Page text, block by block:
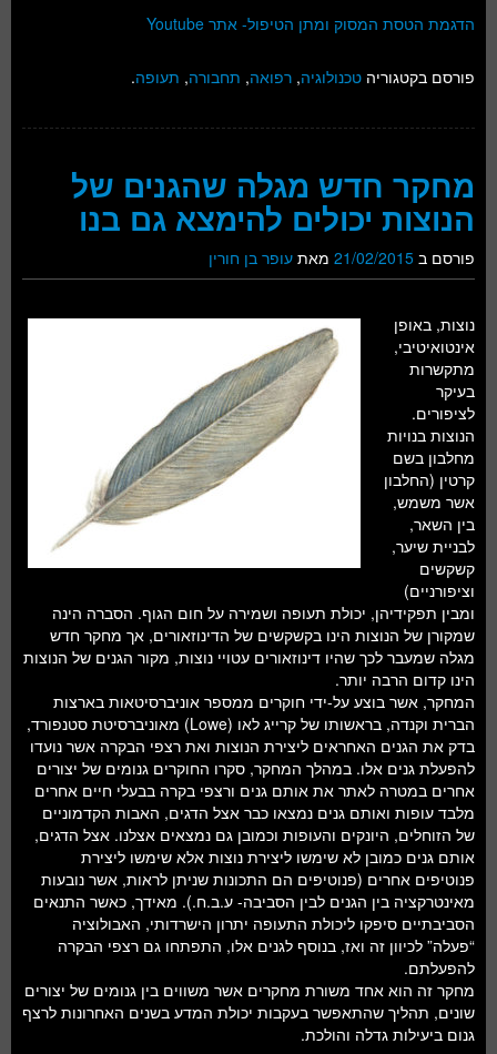
הדגמת הטסת המסוק ומתן הטיפול- אתר Youtube
פורסם בקטגוריה טכנולוגיה, רפואה, תחבורה, תעופה.
מחקר חדש מגלה שהגנים של
הנוצות יכולים להימצא גם בנו
פורסם ב 21/02/2015 מאת עופר בן חורין
נוצות, באופן
אינטואיטיבי,
מתקשרות
בעיקר
לציפורים.
הנוצות בנויות
מחלבון בשם
קרטין (החלבון
אשר משמש,
בין השאר,
לבניית שיער,
קשקשים
וציפורניים)
ומבין תפקידיהן, יכולת תעופה ושמירה על חום הגוף. הסברה הינה
שמקורן של הנוצות הינו בקשקשים של הדינוזאורים, אך מחקר חדש
מגלה שמעבר לכך שהיו דינוזאורים עטויי נוצות, מקור הגנים של הנוצות
הינו קדום הרבה יותר.
המחקר, אשר בוצע על-ידי חוקרים ממספר אוניברסיטאות בארצות
הברית וקנדה, בראשותו של קרייג לאו (Lowe) מאוניברסיטת סטנפורד,
בדק את הגנים האחראים ליצירת הנוצות ואת רצפי הבקרה אשר נועדו
להפעלת גנים אלו. במהלך המחקר, סקרו החוקרים גנומים של יצורים
אחרים במטרה לאתר את אותם גנים ורצפי בקרה בבעלי חיים אחרים
מלבד עופות ואותם גנים נמצאו כבר אצל הדגים, האבות הקדמוניים
של הזוחלים, היונקים והעופות וכמובן גם נמצאים אצלנו. אצל הדגים,
אותם גנים כמובן לא שימשו ליצירת נוצות אלא שימשו ליצירת
פנוטיפים אחרים (פנוטיפים הם התכונות שניתן לראות, אשר נובעות
מאינטרקציה בין הגנים לבין הסביבה- ע.ב.ח.). מאידך, כאשר התנאים
הסביבתיים סיפקו ליכולת התעופה יתרון הישרדותי, האבולוציה
“פעלה” לכיוון זה ואז, בנוסף לגנים אלו, התפתחו גם רצפי הבקרה
להפעלתם.
מחקר זה הוא אחד משורת מחקרים אשר משווים בין גנומים של יצורים
שונים, תהליך שהתאפשר בעקבות יכולת המדע בשנים האחרונות לרצף
גנום ביעילות גדלה והולכת.